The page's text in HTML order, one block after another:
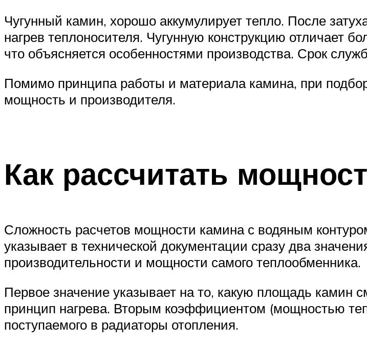
Чугунный камин, хорошо аккумулирует тепло. После
нагрев теплоносителя. Чугунную конструкцию отличает
что объясняется особенностями производства. Срок
Помимо принципа работы и материала камина, при
мощность и производителя.
Как рассчитать
Сложность расчетов мощности камина с водяным
указывает в технической документации сразу два
производительности и мощности самого теплообменника.
Первое значение указывает на то, какую площадь камин
принцип нагрева. Вторым коэффициентом (мощностью
поступаемого в радиаторы отопления.